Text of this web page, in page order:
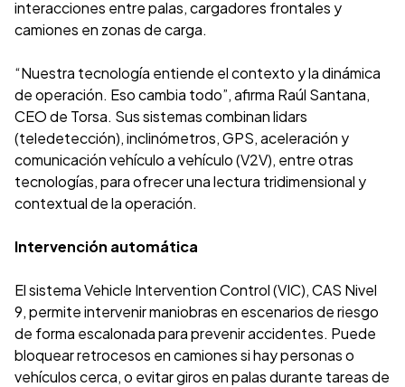
interacciones entre palas, cargadores frontales y
camiones en zonas de carga.
“Nuestra tecnología entiende el contexto y la dinámica
de operación. Eso cambia todo”, afirma Raúl Santana,
CEO de Torsa. Sus sistemas combinan lidars
(teledetección), inclinómetros, GPS, aceleración y
comunicación vehículo a vehículo (V2V), entre otras
tecnologías, para ofrecer una lectura tridimensional y
contextual de la operación.
Intervención automática
El sistema Vehicle Intervention Control (VIC), CAS Nivel
9, permite intervenir maniobras en escenarios de riesgo
de forma escalonada para prevenir accidentes. Puede
bloquear retrocesos en camiones si hay personas o
vehículos cerca, o evitar giros en palas durante tareas de